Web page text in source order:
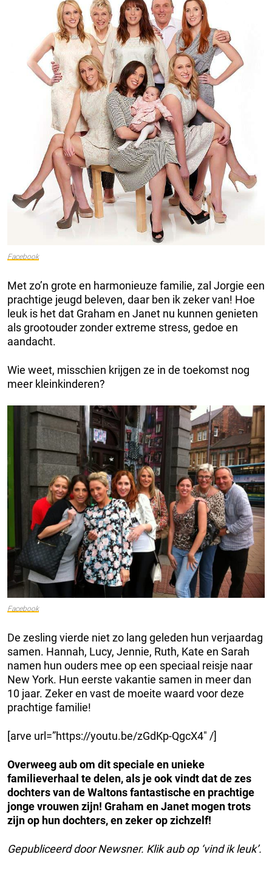
Facebook
Met zo’n grote en harmonieuze familie, zal Jorgie een
prachtige jeugd beleven, daar ben ik zeker van! Hoe
leuk is het dat Graham en Janet nu kunnen genieten
als grootouder zonder extreme stress, gedoe en
aandacht.
Wie weet, misschien krijgen ze in de toekomst nog
meer kleinkinderen?
Facebook
De zesling vierde niet zo lang geleden hun verjaardag
samen. Hannah, Lucy, Jennie, Ruth, Kate en Sarah
namen hun ouders mee op een speciaal reisje naar
New York. Hun eerste vakantie samen in meer dan
10 jaar. Zeker en vast de moeite waard voor deze
prachtige familie!
[arve url=”https://youtu.be/zGdKp-QgcX4″ /]
Overweeg aub om dit speciale en unieke
familieverhaal te delen, als je ook vindt dat de zes
dochters van de Waltons fantastische en prachtige
jonge vrouwen zijn! Graham en Janet mogen trots
zijn op hun dochters, en zeker op zichzelf!
Gepubliceerd door Newsner. Klik aub op ‘vind ik leuk’.